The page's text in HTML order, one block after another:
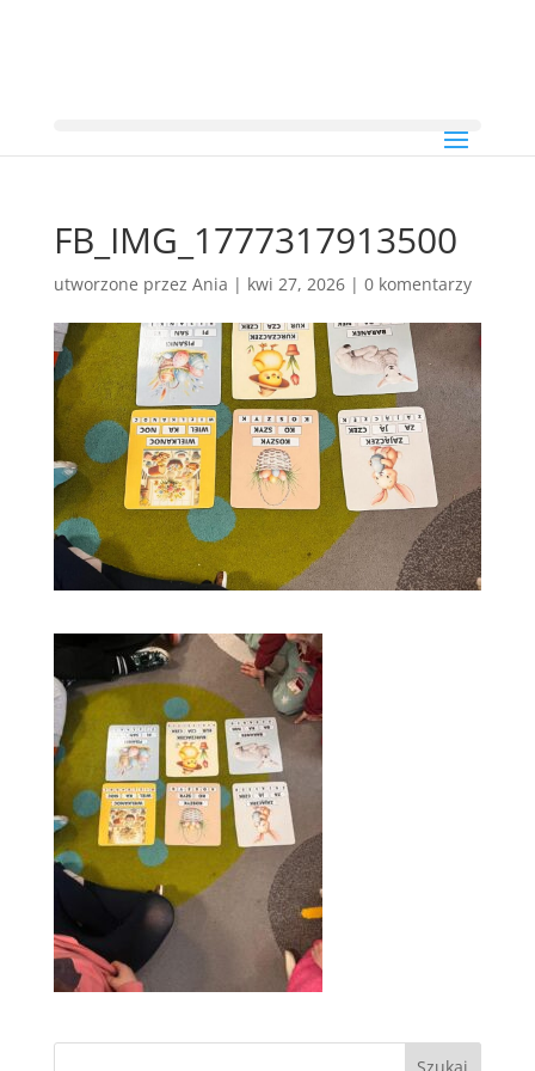
FB_IMG_1777317913500
utworzone przez Ania | kwi 27, 2026| 0 komentarzy